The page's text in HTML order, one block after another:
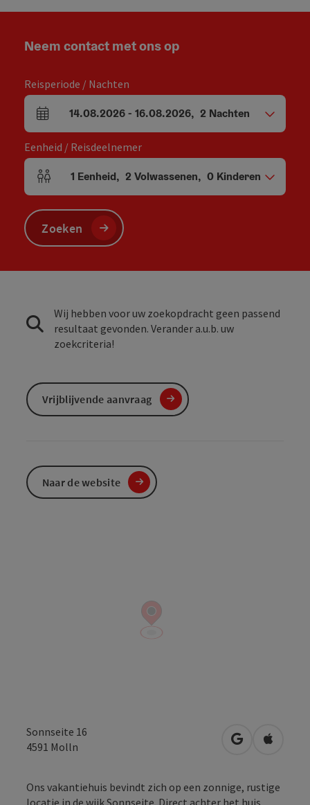
Sonnseite 16
4591 Molln Openen in
Ons vakantiehuis bevindt zich op een zonnige, rustige
locatie in de wijk Sonnseite. Direct achter het huis
Neem contact met ons op
Reisperiode / Nachten
Velden voor aankomst en vertrek
14.08.2026- 16.08.2026, 2 Nachten
Eenheid / Reisdeelnemer
Aantal eenheden en persoonsvelden
1 Eenheid, 2 Volwassenen, 0 Kinderen
Zoeken
Wij hebben voor uw zoekopdracht geen passend
resultaat gevonden. Verander a.u.b. uw
zoekcriteria!
Vrijblijvende aanvraag
Naar de website